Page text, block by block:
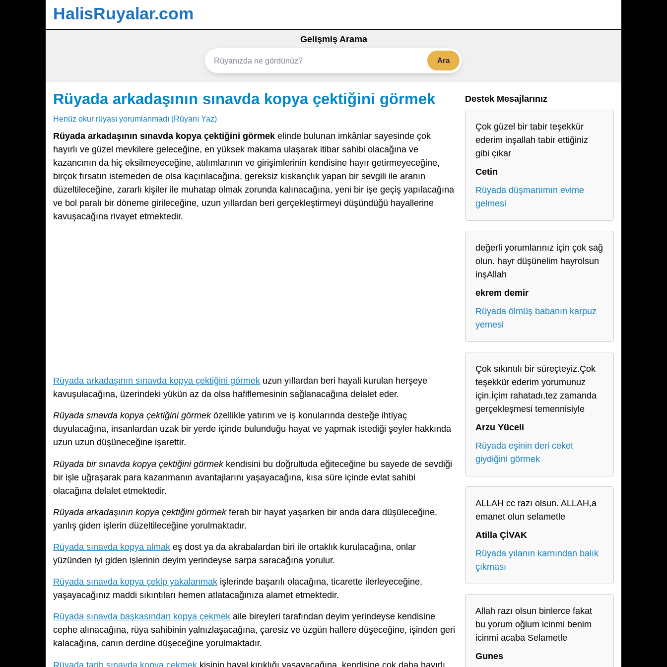
HalisRuyalar.com
Gelişmiş Arama
Ara
Rüyada arkadaşının sınavda kopya çektiğini görmek
Henüz okur rüyası yorumlanmadı (Rüyanı Yaz)
Rüyada arkadaşının sınavda kopya çektiğini görmek elinde bulunan imkânlar sayesinde çok
hayırlı ve güzel mevkilere geleceğine, en yüksek makama ulaşarak itibar sahibi olacağına ve
kazancının da hiç eksilmeyeceğine, atılımlarının ve girişimlerinin kendisine hayır getirmeyeceğine,
birçok fırsatın istemeden de olsa kaçırılacağına, gereksiz kıskançlık yapan bir sevgili ile aranın
düzeltileceğine, zararlı kişiler ile muhatap olmak zorunda kalınacağına, yeni bir işe geçiş yapılacağına
ve bol paralı bir döneme girileceğine, uzun yıllardan beri gerçekleştirmeyi düşündüğü hayallerine
kavuşacağına rivayet etmektedir.
Rüyada arkadaşının sınavda kopya çektiğini görmek uzun yıllardan beri hayali kurulan herşeye
kavuşulacağına, üzerindeki yükün az da olsa hafiflemesinin sağlanacağına delalet eder.
Rüyada sınavda kopya çektiğini görmeközellikle yatırım ve iş konularında desteğe ihtiyaç
duyulacağına, insanlardan uzak bir yerde içinde bulunduğu hayat ve yapmak istediği şeyler hakkında
uzun uzun düşüneceğine işarettir.
Rüyada bir sınavda kopya çektiğini görmekkendisini bu doğrultuda eğiteceğine bu sayede de sevdiği
bir işle uğraşarak para kazanmanın avantajlarını yaşayacağına, kısa süre içinde evlat sahibi
olacağına delalet etmektedir.
Rüyada arkadaşının kopya çektiğini görmekferah bir hayat yaşarken bir anda dara düşüleceğine,
yanlış giden işlerin düzeltileceğine yorulmaktadır.
Rüyada sınavda kopya almak eş dost ya da akrabalardan biri ile ortaklık kurulacağına, onlar
yüzünden iyi giden işlerinin deyim yerindeyse sarpa saracağına yorulur.
Rüyada sınavda kopya çekip yakalanmak işlerinde başarılı olacağına, ticarette ilerleyeceğine,
yaşayacağınız maddi sıkıntıları hemen atlatacağınıza alamet etmektedir.
Rüyada sınavda başkasından kopya çekmek aile bireyleri tarafından deyim yerindeyse kendisine
cephe alınacağına, rüya sahibinin yalnızlaşacağına, çaresiz ve üzgün hallere düşeceğine, işinden geri
kalacağına, canın derdine düşeceğine yorulmaktadır.
Rüyada tarih sınavda kopya çekmek kişinin hayal kırıklığı yaşayacağına, kendisine çok daha hayırlı
Destek Mesajlarınız
Çok güzel bir tabir teşekkür
ederim inşallah tabir ettiğiniz
gibi çıkar
Cetin
Rüyada düşmanımın evime
gelmesi
değerli yorumlarınız için çok sağ
olun. hayr düşünelim hayrolsun
inşAllah
ekrem demir
Rüyada ölmüş babanın karpuz
yemesi
Çok sıkıntılı bir süreçteyiz.Çok
teşekkür ederim yorumunuz
için.İçim rahatadı,tez zamanda
gerçekleşmesi temennisiyle
Arzu Yüceli
Rüyada eşinin deri ceket
giydiğini görmek
ALLAH cc razı olsun. ALLAH,a
emanet olun selametle
Atilla ÇİVAK
Rüyada yılanın karnından balık
çıkması
Allah razı olsun binlerce fakat
bu yorum oğlum icinmi benim
icinmi acaba Selametle
Gunes